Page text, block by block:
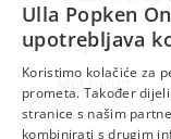
Moj račun
Moj račun
Narudžbe
Ulla Popken
upotrebljava
Koristimo kolačiće za
prometa. Također
stranice s našim
kombinirati s drugim